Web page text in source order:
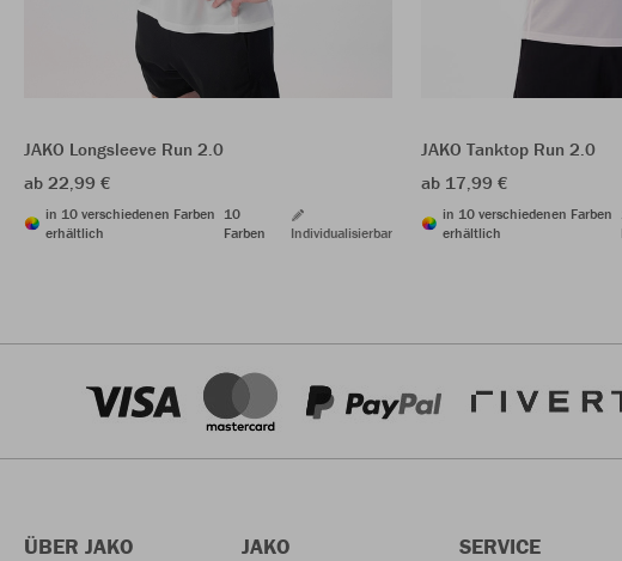
JAKO Longsleeve Run 2.0
ab 22,99 €
in 10 verschiedenen Farben
erhältlich
10
Farben
Individualisierbar
JAKO Tanktop Run 2.0
ab 17,99 €
in 10 verschiedenen Farben
erhältlich
ÜBER JAKO
JAKO
SERVICE